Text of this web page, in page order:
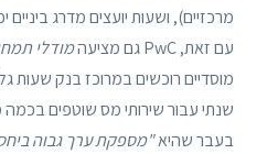
עם זאת, PwC גם מציעה
מודלי
שנתי עבור שירותי מס שוטפים
בעבר שהיא"מספקת ערך גבוה